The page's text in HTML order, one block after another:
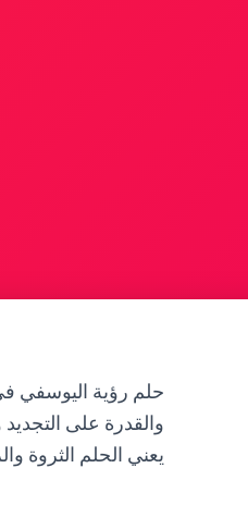
حلم رؤية اليوسفي
والقدرة على
يعني الحلم الثروة